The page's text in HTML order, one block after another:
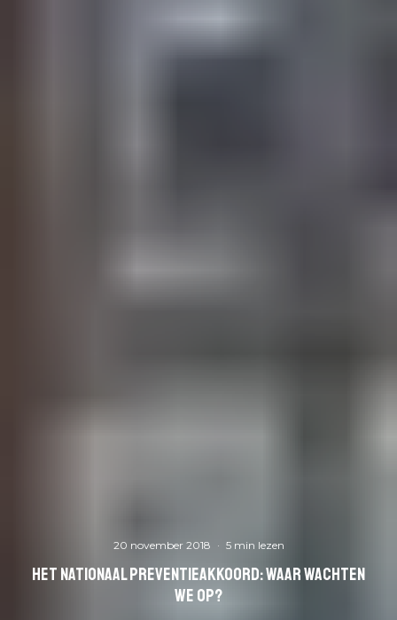
20 november 2018 · 5 min lezen
Het Nationaal Preventieakkoord: waar wachten
we op?